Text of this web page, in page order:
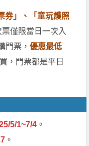
券」、「童玩護照
僅限當日一次入
門票，優惠最低
，門票都是平日
5/1~7/4 。
。